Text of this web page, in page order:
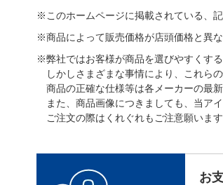
※このホームページに掲載されている、
※商品によって販売価格が店頭価格と異な
※弊社ではお客様が商品を選びやすくす
しかしさまざまな事情により、これら
商品の正確な仕様等は各メーカーの最
また、商品画像につきましても、当ア
ご注文の際はくれぐれもご注意願いま
お